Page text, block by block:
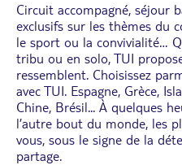
Circuit accompagné, séjour
exclusifs sur les thèmes du
le sport ou la convivialité…
tribu ou en solo, TUI
ressemblent. Choisissez
avec TUI. Espagne, Grèce,
Chine, Brésil... À quelques
l’autre bout du monde, les
vous, sous le signe de la
partage.